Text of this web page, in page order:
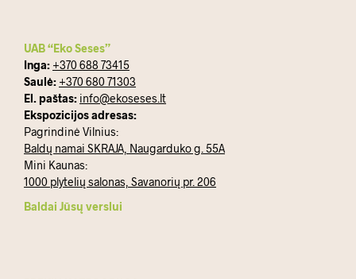
UAB “Eko Seses”
Inga: +370 688 73415
Saulė: +370 680 71303
El. paštas: info@ekoseses.lt
Ekspozicijos adresas:
Pagrindinė Vilnius:
Baldų namai SKRAJA, Naugarduko g. 55A
Mini Kaunas:
1000 plytelių salonas, Savanorių pr. 206
Baldai Jūsų verslui